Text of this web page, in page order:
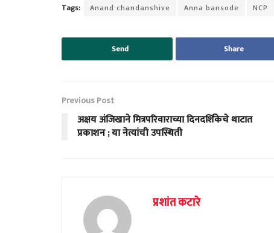
Tags: Anand chandanshive Anna bansode NCP
Send Share
Previous Post
अक्षय अंजिखाने मित्रपरिवाराच्या दिनदर्शिकेचे थाटात
प्रकाशन ; या नेत्यांची उपस्थिती
प्रशांत कटारे